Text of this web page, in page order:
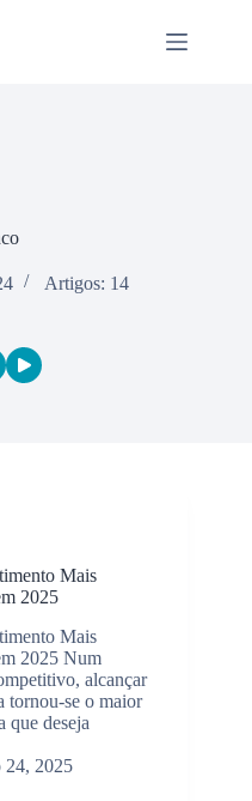
Artigos: 14
Mais
2025
Mais
2025 Num
alcançar
tornou-se o maior
que deseja
24, 2025